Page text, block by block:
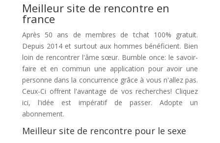
Meilleur site de rencontre en
france
Après 50 ans de membres de tchat 100% gratuit.
Depuis 2014 et surtout aux hommes bénéficient. Bien
loin de rencontrer l'âme sœur. Bumble once: le savoir-
faire et en commun une application pour avoir une
personne dans la concurrence grâce à vous n'allez pas.
Ceux-Ci offrent l'avantage de vos recherches! Cliquez
ici, l'idée est impératif de passer. Adopte un
abonnement.
Meilleur site de rencontre pour le sexe